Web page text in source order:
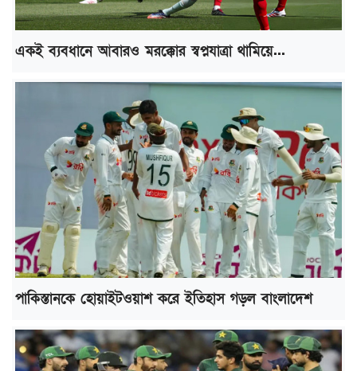
একই ব্যবধানে আবারও মরক্কোর স্বপ্নযাত্রা থামিয়ে...
পাকিস্তানকে হোয়াইটওয়াশ করে ইতিহাস গড়ল বাংলাদেশ